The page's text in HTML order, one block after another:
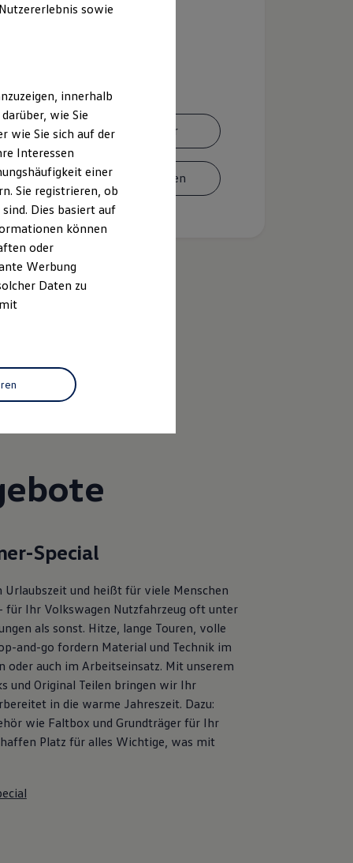
Ansprechpartner
Termin vereinbaren
Special
Urlaubszeit und heißt für viele Menschen
für Ihr Volkswagen Nutzfahrzeug oft unter
als sonst. Hitze, lange Touren, volle
and-go fordern Material und Technik im
oder auch im Arbeitseinsatz. Mit unserem
und Original Teilen bringen wir Ihr
in die warme Jahreszeit. Dazu:
wie Faltbox und Grundträger für Ihr
Platz für alles Wichtige, was mit
sowie
innerhalb
wie Sie
wie Sie sich auf der
Interessen
einer
Sie registrieren, ob
Dies basiert auf
können
oder
Werbung
Daten zu